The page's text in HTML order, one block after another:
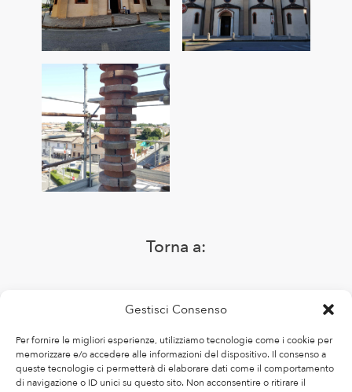
Gestisci Consenso
Per fornire le migliori esperienze, utilizziamo tecnologie come i cookie per
memorizzare e/o accedere alle informazioni del dispositivo. Il consenso a
queste tecnologie ci permetterà di elaborare dati come il comportamento
di navigazione o ID unici su questo sito. Non acconsentire o ritirare il
Torna a:
Restauro